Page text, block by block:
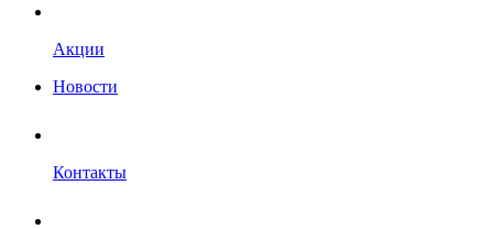
Акции
Новости
Контакты